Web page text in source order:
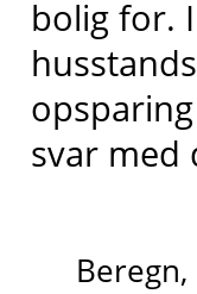
bolig for.
svar med